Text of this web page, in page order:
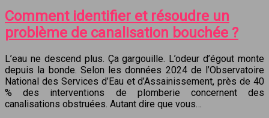
Comment identifier et résoudre un
problème de canalisation bouchée ?
L’eau ne descend plus. Ça gargouille. L’odeur d’égout monte
depuis la bonde. Selon les données 2024 de l’Observatoire
National des Services d’Eau et d’Assainissement, près de 40
% des interventions de plomberie concernent des
canalisations obstruées. Autant dire que vous…